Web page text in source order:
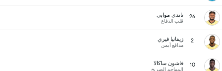
26 تاندي موابي
قلب الدفاع
2 زيفانيا فيري
مدافع أيمن
10 فاشون ساكالا
المهاجم الصريح